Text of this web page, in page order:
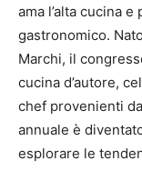
ama l’alta cucina
gastronomico.
Marchi, il
cucina d’autore,
chef provenienti
annuale è
esplorare le